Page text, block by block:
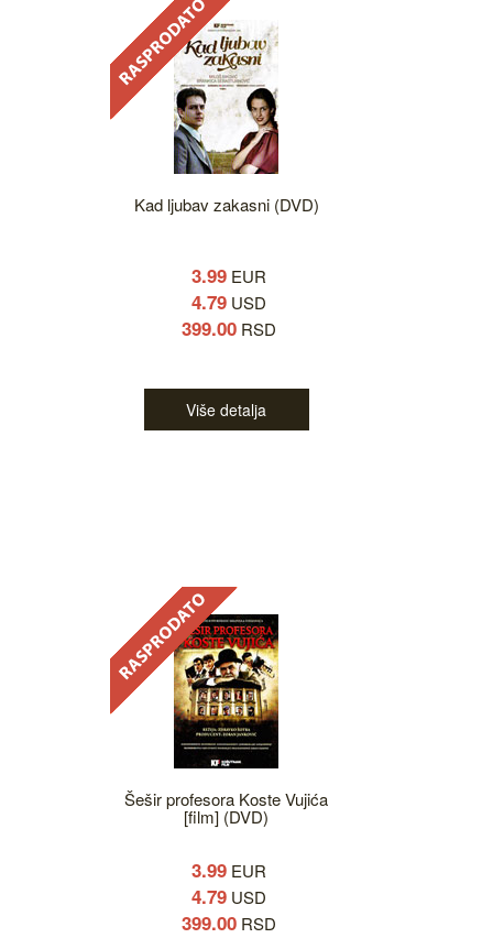
Kad ljubav zakasni (DVD)
3.99 EUR
4.79 USD
399.00 RSD
Više detalja
Šešir profesora Koste Vujića
[film] (DVD)
3.99 EUR
4.79 USD
399.00 RSD